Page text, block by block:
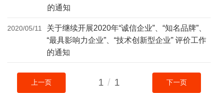
的通知
2020/05/11
关于继续开展2020年“诚信企业”、“知名品牌”、
“最具影响力企业”、“技术创新型企业” 评价工作
的通知
上一页 1 / 1 下一页